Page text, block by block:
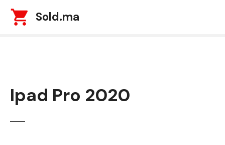
Sold.ma
Ipad Pro 2020